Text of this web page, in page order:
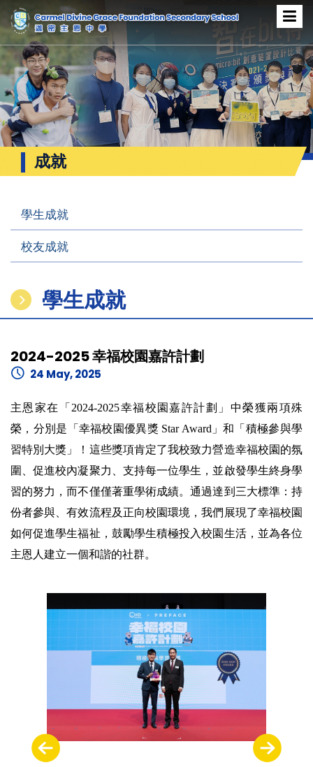
成就
學生成就
校友成就
學生成就
2024-2025 幸福校園嘉許計劃
24 May, 2025
主恩家在「2024-2025幸福校園嘉許計劃」中榮獲兩項殊
榮，分別是「幸福校園優異獎 Star Award」和「積極參與學
習特別大獎」！這些獎項肯定了我校致力營造幸福校園的氛
圍、促進校內凝聚力、支持每一位學生，並啟發學生終身學
習的努力，而不僅僅著重學術成績。通過達到三大標準：持
份者參與、有效流程及正向校園環境，我們展現了幸福校園
如何促進學生福祉，鼓勵學生積極投入校園生活，並為各位
主恩人建立一個和諧的社群。